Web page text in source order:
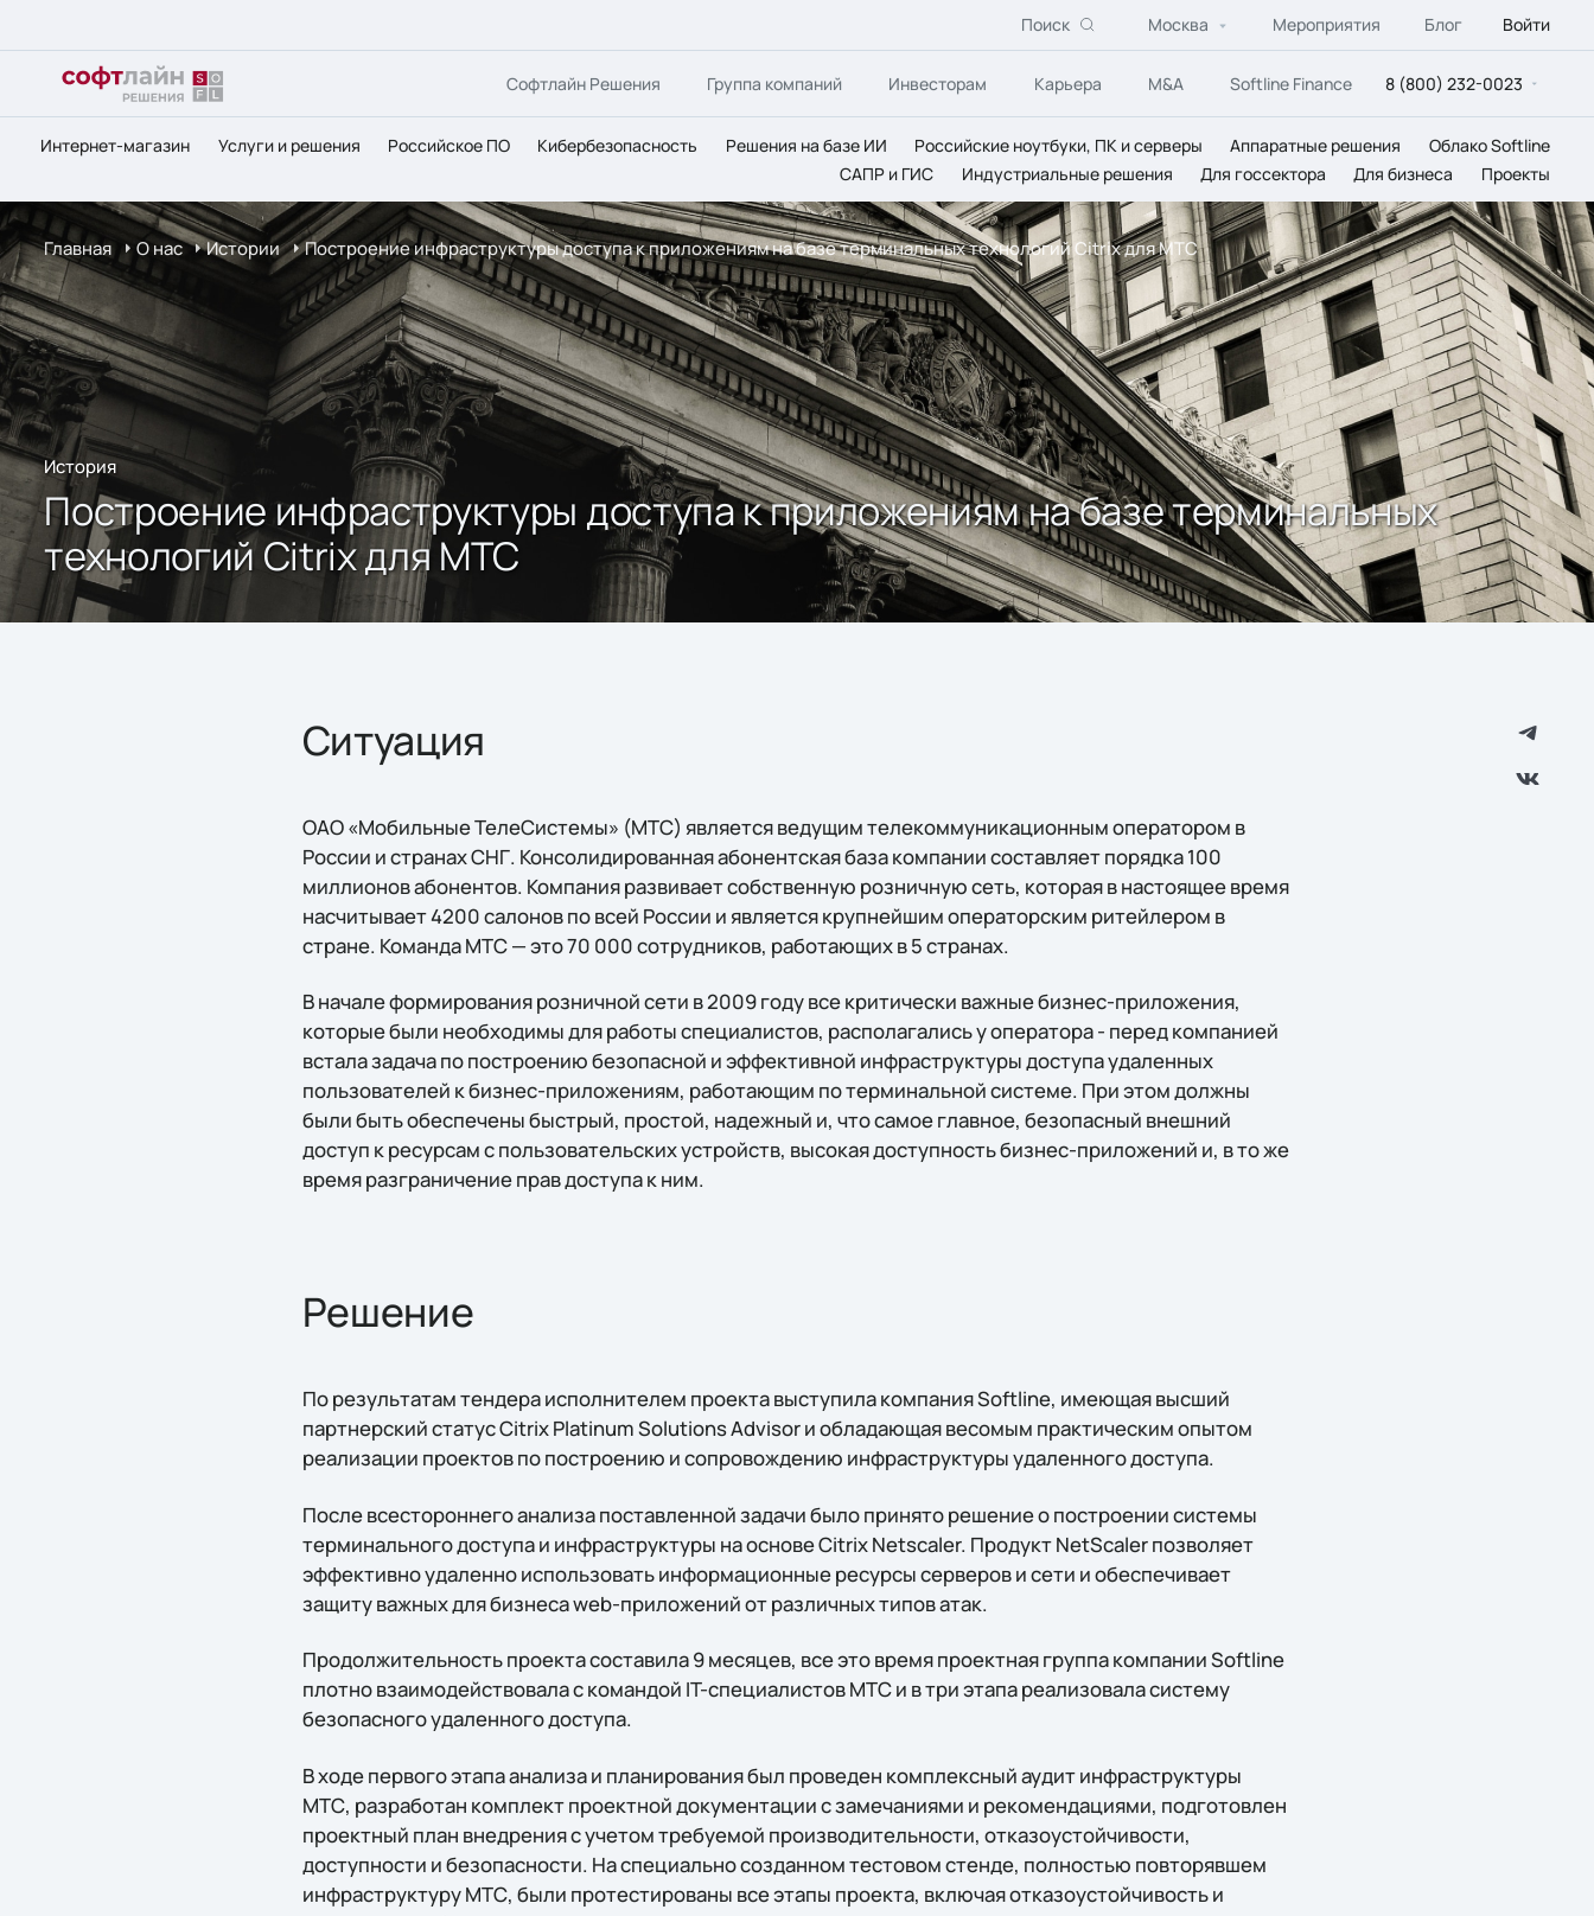
Поиск Москва Мероприятия Блог Войти
Софтлайн Решения Группа компаний Инвесторам Карьера M&A Softline Finance 8 (800) 232-0023
Интернет-магазин Услуги и решения Российское ПО Кибербезопасность Решения на базе ИИ Российские ноутбуки, ПК и серверы Аппаратные решения
Облако Softline
САПР и ГИС
Индустриальные решения Для госсектора Для бизнеса Проекты
Главная О нас Истории Построение инфраструктуры доступа к приложениям на базе терминальных технологий Citrix для МТС
История
Построение инфраструктуры доступа к приложениям на базе терминальных
технологий Citrix для МТС
Ситуация
ОАО «Мобильные ТелеСистемы» (МТС) является ведущим телекоммуникационным оператором в
России и странах СНГ. Консолидированная абонентская база компании составляет порядка 100
миллионов абонентов. Компания развивает собственную розничную сеть, которая в настоящее время
насчитывает 4200 салонов по всей России и является крупнейшим операторским ритейлером в
стране. Команда МТС — это 70 000 сотрудников, работающих в 5 странах.
В начале формирования розничной сети в 2009 году все критически важные бизнес-приложения,
которые были необходимы для работы специалистов, располагались у оператора - перед компанией
встала задача по построению безопасной и эффективной инфраструктуры доступа удаленных
пользователей к бизнес-приложениям, работающим по терминальной системе. При этом должны
были быть обеспечены быстрый, простой, надежный и, что самое главное, безопасный внешний
доступ к ресурсам с пользовательских устройств, высокая доступность бизнес-приложений и, в то же
время разграничение прав доступа к ним.
Решение
По результатам тендера исполнителем проекта выступила компания Softline, имеющая высший
партнерский статус Citrix Platinum Solutions Advisor и обладающая весомым практическим опытом
реализации проектов по построению и сопровождению инфраструктуры удаленного доступа.
После всестороннего анализа поставленной задачи было принято решение о построении системы
терминального доступа и инфраструктуры на основе Citrix Netscaler. Продукт NetScaler позволяет
эффективно удаленно использовать информационные ресурсы серверов и сети и обеспечивает
защиту важных для бизнеса web-приложений от различных типов атак.
Продолжительность проекта составила 9 месяцев, все это время проектная группа компании Softline
плотно взаимодействовала с командой IT-специалистов МТС и в три этапа реализовала систему
безопасного удаленного доступа.
В ходе первого этапа анализа и планирования был проведен комплексный аудит инфраструктуры
МТС, разработан комплект проектной документации с замечаниями и рекомендациями, подготовлен
проектный план внедрения с учетом требуемой производительности, отказоустойчивости,
доступности и безопасности. На специально созданном тестовом стенде, полностью повторявшем
инфраструктуру МТС, были протестированы все этапы проекта, включая отказоустойчивость и